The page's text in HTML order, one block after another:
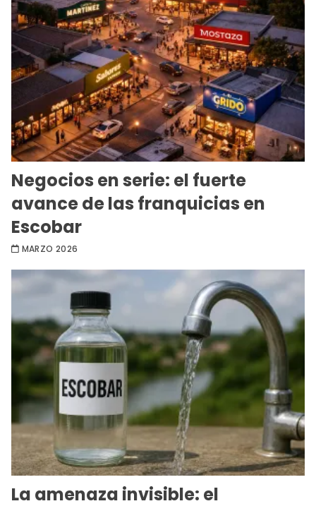
Negocios en serie: el fuerte
avance de las franquicias en
Escobar
MARZO 2026
La amenaza invisible: el